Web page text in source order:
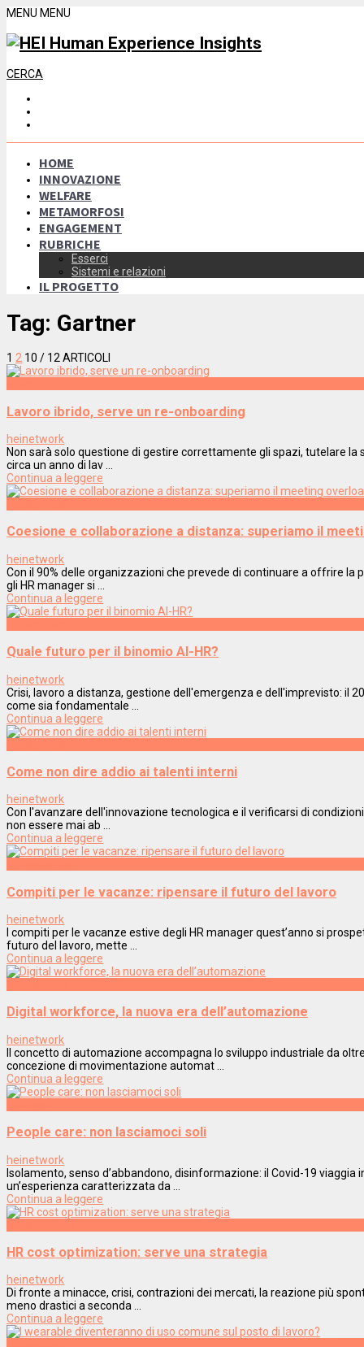
MENU MENU
CERCA
HOME
INNOVAZIONE
WELFARE
METAMORFOSI
ENGAGEMENT
RUBRICHE
Esserci
Sistemi e relazioni
IL PROGETTO
Tag: Gartner
1 2 10 / 12 ARTICOLI
Lavoro ibrido, serve un re-onboarding
heinetwork
Non sarà solo questione di gestire correttamente gli spazi, tutelare
circa un anno di lav ...
Continua a leggere
Coesione e collaborazione a distanza: superiamo il
heinetwork
Con il 90% delle organizzazioni che prevede di continuare a offrire
gli HR manager si ...
Continua a leggere
Quale futuro per il binomio AI-HR?
heinetwork
Crisi, lavoro a distanza, gestione dell'emergenza e dell'imprevisto: il
come sia fondamentale ...
Continua a leggere
Come non dire addio ai talenti interni
heinetwork
Con l'avanzare dell'innovazione tecnologica e il verificarsi di
non essere mai ab ...
Continua a leggere
Compiti per le vacanze: ripensare il futuro del lavoro
heinetwork
I compiti per le vacanze estive degli HR manager quest’anno si
futuro del lavoro, mette ...
Continua a leggere
Digital workforce, la nuova era dell’automazione
heinetwork
Il concetto di automazione accompagna lo sviluppo industriale da
concezione di movimentazione automat ...
Continua a leggere
People care: non lasciamoci soli
heinetwork
Isolamento, senso d’abbandono, disinformazione: il Covid-19
un’esperienza caratterizzata da ...
Continua a leggere
HR cost optimization: serve una strategia
heinetwork
Di fronte a minacce, crisi, contrazioni dei mercati, la reazione più
meno drastici a seconda ...
Continua a leggere